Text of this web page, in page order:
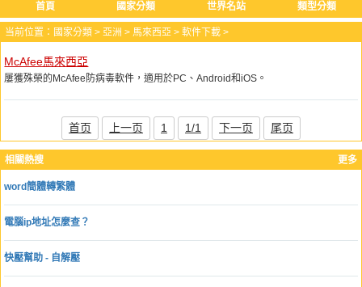
首頁 國家分類 世界名站 類型分類
更多
相關熱搜
word簡體轉繁體
電腦ip地址怎麼查？
快壓幫助 - 自解壓
当前位置： 國家分類 > 亞洲 > 馬來西亞 > 軟件下載 >
McAfee馬來西亞
屢獲殊榮的McAfee防病毒軟件，適用於PC、Android和iOS。
首页 上一页 1 1/1 下一页 尾页